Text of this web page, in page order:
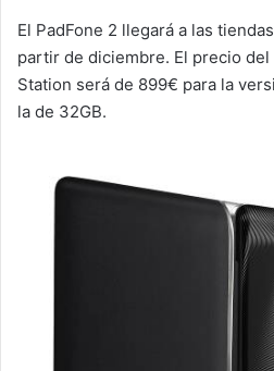
El PadFone 2 llegará a las
partir de diciembre. El precio del
Station será de 899€ para la
la de 32GB.